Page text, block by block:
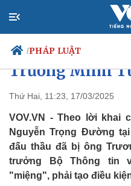
/PHÁP LUẬT
Chính trị
Đảng
Tổ chức nhân sự
Quốc hội
Nhận diện sự thật
Xét xử vụ AIC
Cựu Giám đốc
Trương Minh
Thứ Hai, 11:23, 17/03/2025
VOV.VN - Theo lời khai
Nguyễn Trọng Đường
đấu thầu đã bị ông
trưởng Bộ Thông tin
"miệng", phải tạo điều